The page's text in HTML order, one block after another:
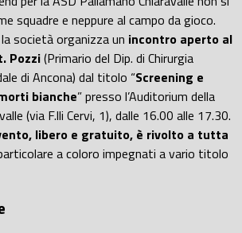
squadre e neppure al campo da gioco.
società organizza un incontro aperto al
Pozzi(Primario del Dip. di Chirurgia
di Ancona) dal titolo “Screening e
bianche” presso l’Auditorium della
(via F.lli Cervi, 1), dalle 16.00 alle 17.30.
libero e gratuito, è rivolto a tutta
a coloro impegnati a vario titolo